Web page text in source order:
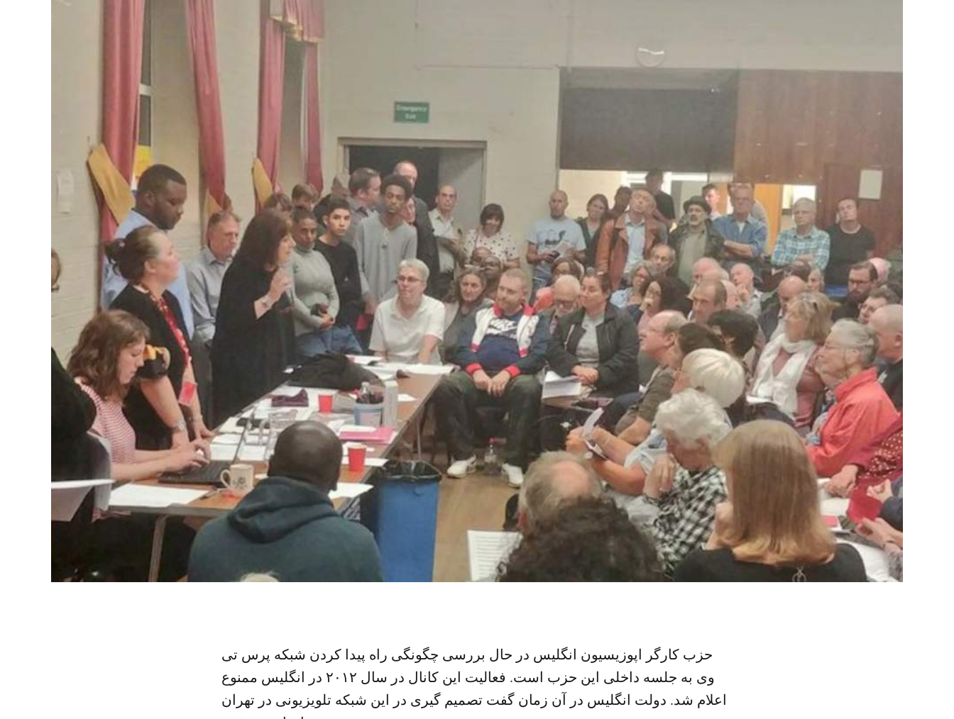
حزب کارگر اپوزیسیون انگلیس در حال بررسی چگونگی راه پیدا کردن شبکه پرس تی
وی به جلسه داخلی این حزب است. فعالیت این کانال در سال ۲۰۱۲ در انگلیس ممنوع
اعلام شد. دولت انگلیس در آن زمان گفت تصمیم گیری در این شبکه تلویزیونی در تهران